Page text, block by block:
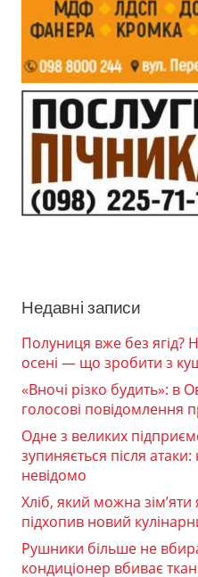
Недавні записи
Полуниця вже без ягід?
осені — що зробити з
«Вночі різко будить»: в
голосові повідомлення
Одне з великих
зупиняється після
невідомо
Хліб, який можна
підхопив новий
Рушники більше не
кондиціонер вбиває